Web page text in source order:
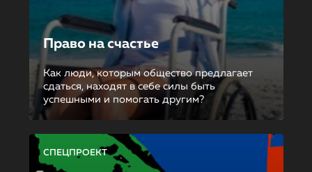
Право на счастье
Как люди, которым общество предлагает
сдаться, находят в себе силы быть
успешными и помогать другим?
СПЕЦПРОЕКТ